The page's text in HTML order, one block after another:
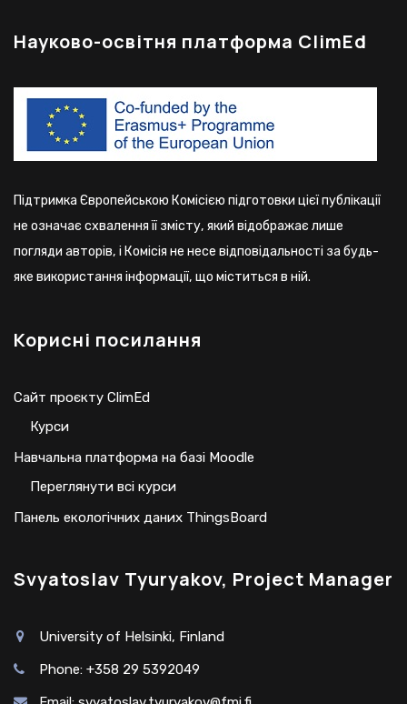
Науково-освітня платформа ClimEd
Підтримка Європейською Комісією підготовки цієї публікації
не означає схвалення її змісту, який відображає лише
погляди авторів, і Комісія не несе відповідальності за будь-
яке використання інформації, що міститься в ній.
Корисні посилання
Сайт проєкту ClimEd
Курси
Навчальна платформа на базі Moodle
Переглянути всі курси
Панель екологічних даних ThingsBoard
Svyatoslav Tyuryakov, Project Manager
University of Helsinki, Finland
Phone: +358 29 5392049